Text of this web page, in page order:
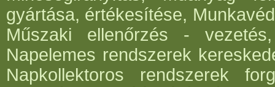
gyártása, értékesítése,
Műszaki ellenőrzés -
Napelemes rendszerek
Napkollektoros rendszerek